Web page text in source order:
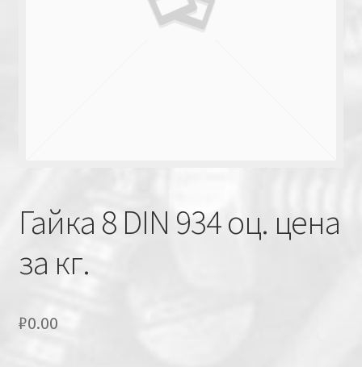
Гайка 8 DIN 934 оц. цена
за кг.
₽0.00